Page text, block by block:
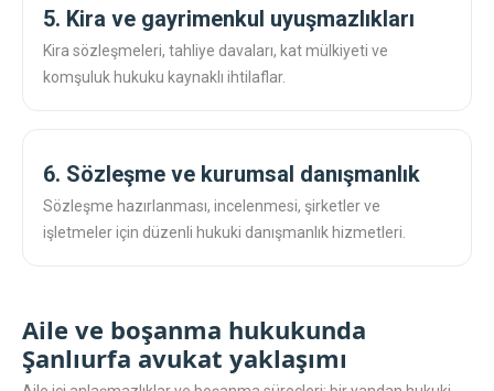
5. Kira ve gayrimenkul uyuşmazlıkları
Kira sözleşmeleri, tahliye davaları, kat mülkiyeti ve
komşuluk hukuku kaynaklı ihtilaflar.
6. Sözleşme ve kurumsal danışmanlık
Sözleşme hazırlanması, incelenmesi, şirketler ve
işletmeler için düzenli hukuki danışmanlık hizmetleri.
Aile ve boşanma hukukunda
Şanlıurfa avukat yaklaşımı